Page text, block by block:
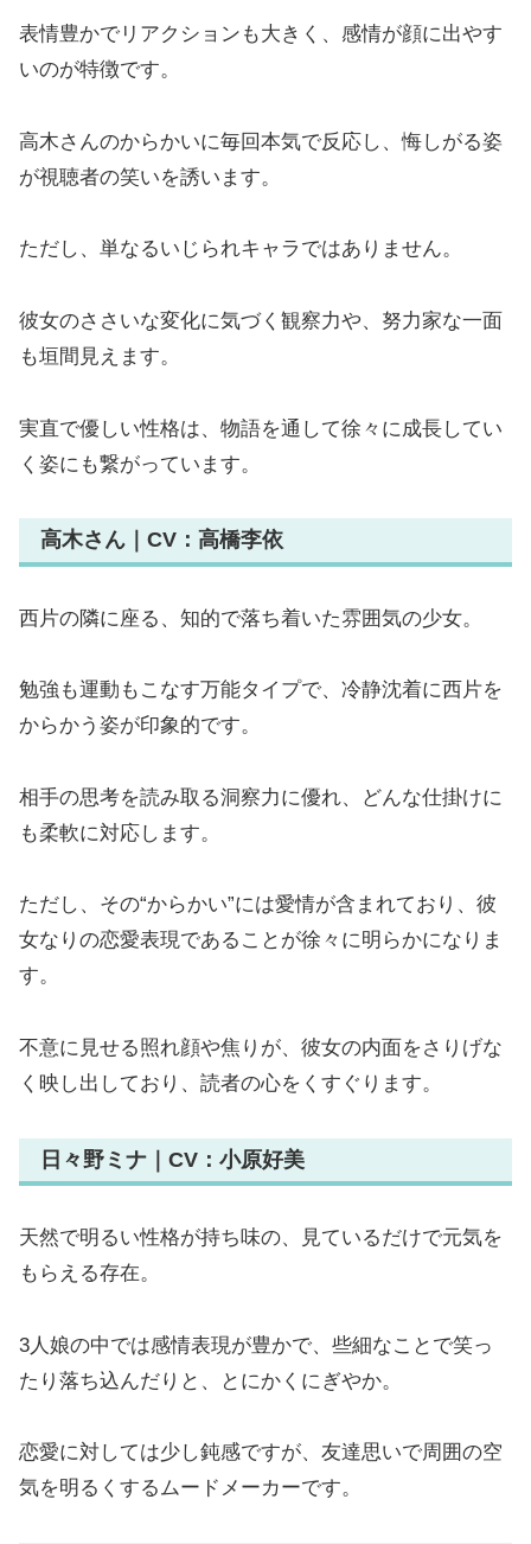
表情豊かでリアクションも大きく、感情が顔に出やす
いのが特徴です。
高木さんのからかいに毎回本気で反応し、悔しがる姿
が視聴者の笑いを誘います。
ただし、単なるいじられキャラではありません。
彼女のささいな変化に気づく観察力や、努力家な一面
も垣間見えます。
実直で優しい性格は、物語を通して徐々に成長してい
く姿にも繋がっています。
高木さん｜CV：高橋李依
西片の隣に座る、知的で落ち着いた雰囲気の少女。
勉強も運動もこなす万能タイプで、冷静沈着に西片を
からかう姿が印象的です。
相手の思考を読み取る洞察力に優れ、どんな仕掛けに
も柔軟に対応します。
ただし、その“からかい”には愛情が含まれており、彼
女なりの恋愛表現であることが徐々に明らかになりま
す。
不意に見せる照れ顔や焦りが、彼女の内面をさりげな
く映し出しており、読者の心をくすぐります。
日々野ミナ｜CV：小原好美
天然で明るい性格が持ち味の、見ているだけで元気を
もらえる存在。
3人娘の中では感情表現が豊かで、些細なことで笑っ
たり落ち込んだりと、とにかくにぎやか。
恋愛に対しては少し鈍感ですが、友達思いで周囲の空
気を明るくするムードメーカーです。